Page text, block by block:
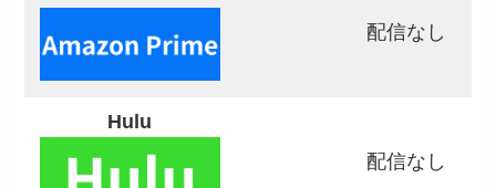
配信なし
Hulu
配信なし